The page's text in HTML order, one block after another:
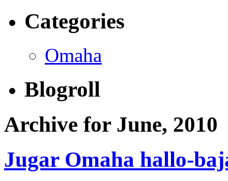
Categories
Omaha
Blogroll
Archive for June, 2010
Jugar Omaha hallo-